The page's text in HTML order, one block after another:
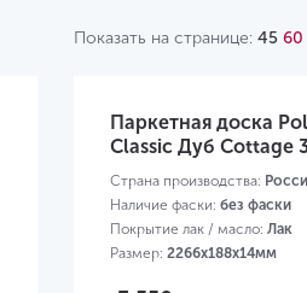
Показать на странице: 45 60
Паркетная доска
Classic Дуб Cottage
Страна производства:
Наличие фаски: без фаски
Покрытие лак / масло: Лак
Размер: 2266х188х14мм